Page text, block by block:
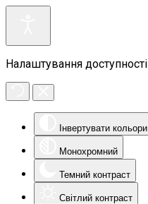
Налаштування доступності
Інвертувати кольори
Монохромний
Темний контраст
Світлий контраст